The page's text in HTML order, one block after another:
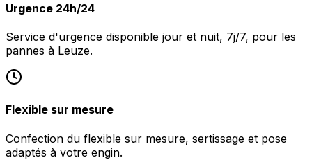
Urgence 24h/24
Service d'urgence disponible jour et nuit, 7j/7, pour les
pannes à Leuze.
Flexible sur mesure
Confection du flexible sur mesure, sertissage et pose
adaptés à votre engin.